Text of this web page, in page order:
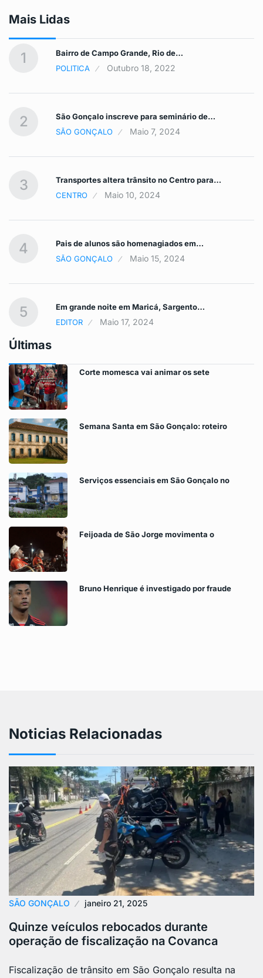
Mais Lidas
1
Bairro de Campo Grande, Rio de…
POLITICA
Outubro 18, 2022
2
São Gonçalo inscreve para seminário de…
SÃO GONÇALO
Maio 7, 2024
3
Transportes altera trânsito no Centro para…
CENTRO
Maio 10, 2024
4
Pais de alunos são homenagiados em…
SÃO GONÇALO
Maio 15, 2024
5
Em grande noite em Maricá, Sargento…
EDITOR
Maio 17, 2024
Últimas
Corte momesca vai animar os sete
Semana Santa em São Gonçalo: roteiro
Serviços essenciais em São Gonçalo no
Feijoada de São Jorge movimenta o
Bruno Henrique é investigado por fraude
Noticias Relacionadas
SÃO GONÇALO janeiro 21, 2025
Quinze veículos rebocados durante
operação de fiscalização na Covanca
Fiscalização de trânsito em São Gonçalo resulta na